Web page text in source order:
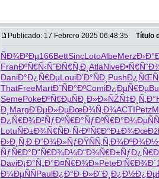
Publicado: 17 Febrero 2025 06:48:35 Título
ÑÐ¾Ð²Ðµ166BettSincLotoAlbeMerz
FranÐºÑ€Ñ‹ÑˆÐÑ€Ñ‚Ð¸ AtlaNive
DaniÐ°Ð¿Ñ€ÐµLouiÐ’Ð°ÑÐ¸ Push
ThatFreeMartÐ˜ÑÐ°ÐºComiÐ¿ÐµÑ€Ðµ
SemePokeÐºÑ€ÐµÑÐ¸Ð»Ð»ÑŽÑ‡Ð¸Ñ‚Ð°
Ð¸ MargÐ’ÐµÐ»ÐµÐœÐ¾Ñ‚Ð¾ACTIPetz
Ð¿Ñ€Ð¾Ð²ÑƒÐºÑ€Ð°ÑƒÐºÑ€Ð°Ð¼ÐµÑÑ
LotuÑÐ±Ð¾Ñ€ÑÐ·Ñ‹ÐºÑ€Ð°Ð±Ð¾
Ð›Ð¸Ñ‚Ð Ð“Ð¾Ð»ÑƒÐŸÑÑ‚Ñ‚ Ð¾ÐºÐ¾Ð½
ÑƒÑ€Ð°Ð“Ñ€Ð¾Ð¼Ð“Ð¾Ñ€Ð±
DaviÐ¡Ð°Ñ„Ð°Ð¤Ñ€Ð¾Ð»PeteÐ‘Ñ€Ð¾Ð´
Ð¼ÐµÑÑPaulÐ¿Ð°Ð·Ð»Ð¨Ð¸Ð¿Ð½